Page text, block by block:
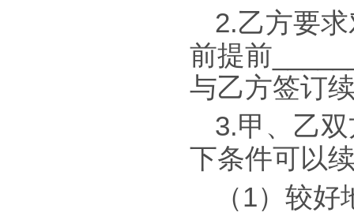
2.乙方要
前提前
与乙方签订
3.甲、乙
下条件可以
（1）较